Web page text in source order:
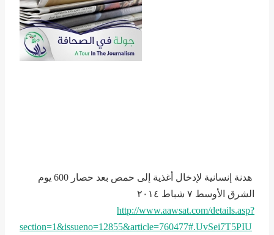
الشرق الأوسط ٧ شباط ٢۰۱٤
http://www.aawsat.com/details.asp?
section=1&issueno=12855&article=760477#.UvSei7T5PIU